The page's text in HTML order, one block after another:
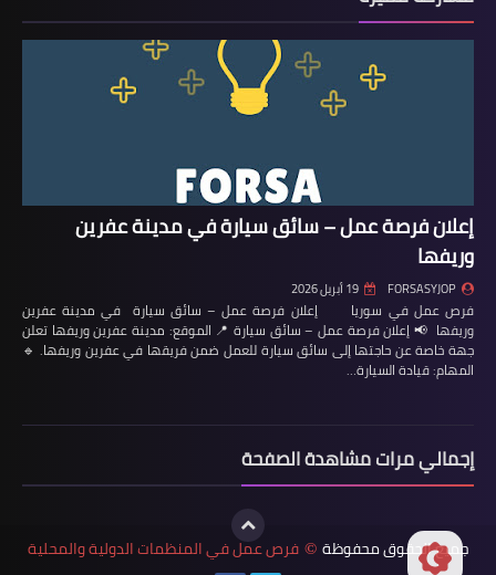
إعلان فرصة عمل – سائق سيارة في مدينة عفرين
وريفها
FORSASYJOP 19 أبريل 2026
فرص عمل في سوريا إعلان فرصة عمل – سائق سيارة في مدينة عفرين
وريفها 📢 إعلان فرصة عمل – سائق سيارة 📍 الموقع: مدينة عفرين وريفها تعلن
جهة خاصة عن حاجتها إلى سائق سيارة للعمل ضمن فريقها في عفرين وريفها. 🔹
المهام: قيادة السيارة…
إجمالي مرات مشاهدة الصفحة
جميع الحقوق محفوظة © فرص عمل في المنظمات الدولية والمحلية